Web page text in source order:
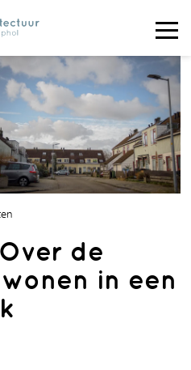
de
in een